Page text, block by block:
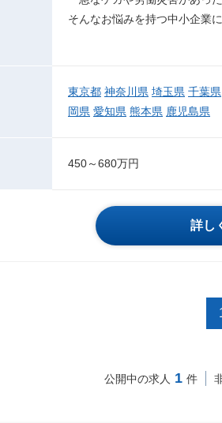
そんなお悩みを持つ中小企業
東京都 神奈川県 埼玉県 千葉県
岡県 愛知県 熊本県 鹿児島県
450～680万円
詳し
公開中の求人 1 件